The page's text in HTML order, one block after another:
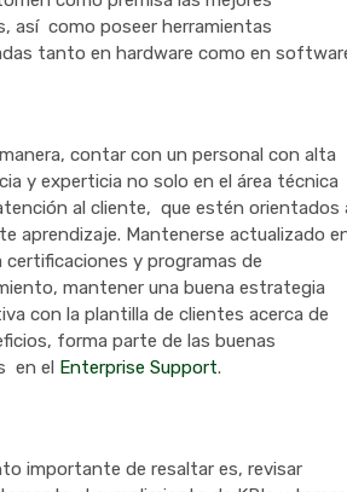
así como poseer herramientas
tanto en hardware como en
manera, contar con un personal con alta
y experticia no solo en el área técnica
al cliente, que estén orientados
aprendizaje. Mantenerse actualizado
certificaciones y programas de
mantener una buena estrategia
con la plantilla de clientes acerca de
forma parte de las buenas
en el
Enterprise Support.
importante de resaltar es, revisar